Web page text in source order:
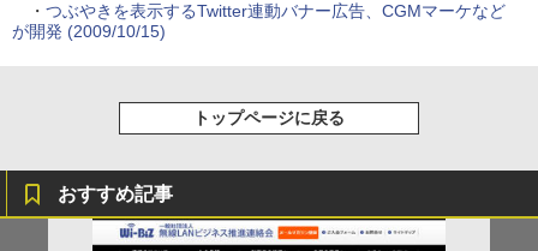
・ つぶやきを表示するTwitter連動バナー広告、CGMマーケなど
が開発 (2009/10/15)
トップページに戻る
おすすめ記事